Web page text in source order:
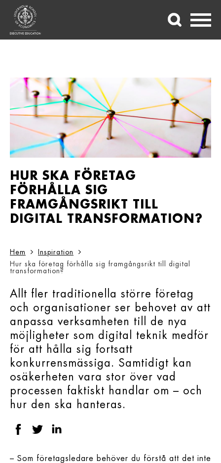
HUR SKA FÖRETAG
FÖRHÅLLA SIG
FRAMGÅNGSRIKT TILL
DIGITAL TRANSFORMATION?
Hem
Inspiration
Hur ska företag förhålla sig framgångsrikt till digital
transformation?
Allt fler traditionella större företag
och organisationer ser behovet av att
anpassa verksamheten till de nya
möjligheter som digital teknik medför
för att hålla sig fortsatt
konkurrensmässiga. Samtidigt kan
osäkerheten vara stor över vad
processen faktiskt handlar om – och
hur den ska hanteras.
– Som företagsledare behöver du förstå att det inte